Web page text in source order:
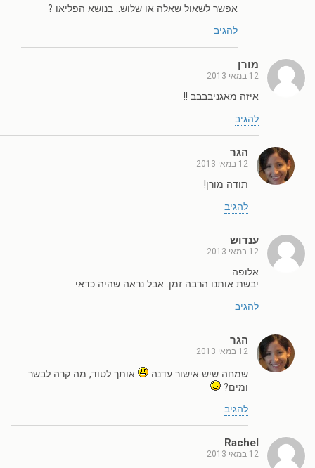
אפשר לשאול שאלה או שלוש.. בנושא הפליאו ?
להגיב
מורן
12 במאי 2013
איזה מאגניבבבב !!
להגיב
הגר
12 במאי 2013
תודה מורן!
להגיב
ענדוש
12 במאי 2013
אלופה.
יבשת אותנו הרבה זמן. אבל נראה שהיה כדאי
להגיב
הגר
12 במאי 2013
שמחה שיש אישור עדנה
אותך לטוד, מה קרה לבשר
ומים?
להגיב
Rachel
12 במאי 2013